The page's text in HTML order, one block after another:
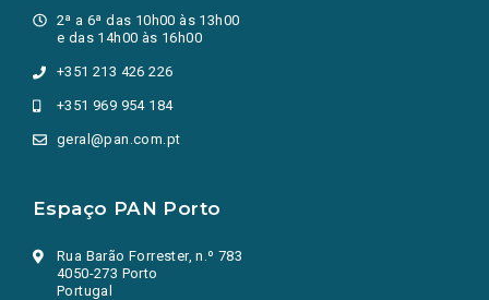
2ª a 6ª das 10h00 às 13h00
e das 14h00 às 16h00
+351 213 426 226
+351 969 954 184
geral@pan.com.pt
Espaço PAN Porto
Rua Barão Forrester, n.º 783
4050-273 Porto
Portugal